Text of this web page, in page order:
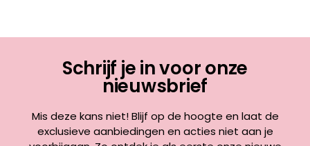
Schrijf je in voor onze
nieuwsbrief
Mis deze kans niet! Blijf op de hoogte en laat de
exclusieve aanbiedingen en acties niet aan je